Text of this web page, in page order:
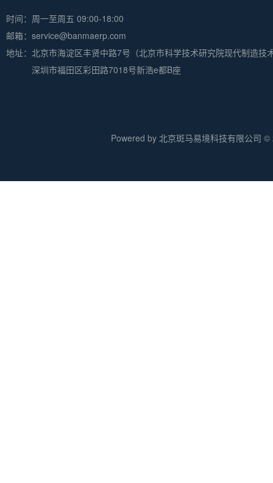
时间：周一至周五 09:00-18:00
邮箱：service@banmaerp.com
地址： 北京市海淀区丰贤中路7号（北京市科学技术研究院现代制造技
深圳市福田区彩田路7018号新浩e都B座
Powered by 北京斑马易境科技有限公司